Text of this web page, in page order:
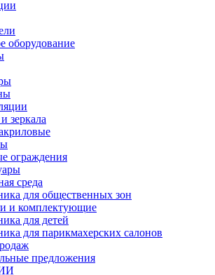
оборудование
зеркала
ограждения
среда
для общественных зон
и комплектующие
для детей
для парикмахерских салонов
предложения